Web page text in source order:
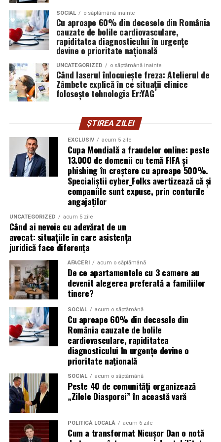
exploatează doar serverele, ci mai ales oamenii. Niciun
furnizor de hosting nu poate opri un utilizator să își
introducă parola pe o pagină clonată. În acel moment,
vigilența utilizatorului rămâne prima linie de apărare”,
explică Horațiu Șimon, Chief Technology Officer
cyber_Folks România.
Subiectul a fost semnalat și de FBI, care a inclus în
turneului, de la fraude online și furtul datelor până la
operațiuni de dezinformare.
Avertismentele publice s-au concentrat în principal
asupra fanilor și infrastructurii orașelor gazdă, însă
specialiștii atrag atenția că firmele pot fi afectate
inclusiv atunci când nu au nicio legătură directă cu
industria sportului, turismului sau vânzarea de bilete.
Atacurile sunt mai eficiente în contextul
evenimentelor globale
Campaniile de phishing asociate evenimentelor
importante profită de interesul public ridicat, de
presiunea timpului și de teama utilizatorilor că ar putea
pierde o ofertă sau o oportunitate. Mesajele care anunță
ultimele bilete disponibile, acces limitat la o transmisie
sau câștigarea unui premiu pot determina utilizatorii să
reacționeze înainte de a verifica sursa.
Turneul se încheie pe 19 iulie, iar specialiștii anticipează
o intensificare a activității frauduloase în perioada
finalei. Printre cele mai utilizate pretexte se numără
transmisiunile pirat, biletele revândute, pariurile,
tombolele, concursurile și falsele oferte de călătorie.
Pentru a răspunde riscurilor tot mai complexe,
cyber_Folks a lansat la finalul lunii iunie robo_Folks,
SOCIAL o săptămână inainte
Cu aproape 60% din decesele din România
cauzate de bolile cardiovasculare,
rapiditatea diagnosticului în urgențe
devine o prioritate națională
UNCATEGORIZED o săptămână inainte
Când laserul înlocuiește freza: Atelierul de
Zâmbete explică în ce situații clinice
folosește tehnologia Er:YAG
ȘTIREA ZILEI
EXCLUSIV acum 5 zile
Cupa Mondială a fraudelor online: peste
13.000 de domenii cu temă FIFA și
phishing în creștere cu aproape 500%.
Specialiștii cyber_Folks avertizează că și
companiile sunt expuse, prin conturile
angajaților
UNCATEGORIZED acum 5 zile
Când ai nevoie cu adevărat de un
avocat: situațiile în care asistența
juridică face diferența
AFACERI acum o săptămână
De ce apartamentele cu 3 camere au
devenit alegerea preferată a familiilor
tinere?
SOCIAL acum o săptămână
Cu aproape 60% din decesele din
România cauzate de bolile
cardiovasculare, rapiditatea
diagnosticului în urgențe devine o
prioritate națională
SOCIAL acum o săptămână
Peste 40 de comunități organizează
„Zilele Diasporei” în această vară
POLITICĂ LOCALĂ acum 6 zile
Cum a transformat Nicușor Dan o notă